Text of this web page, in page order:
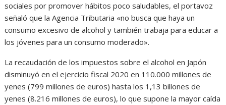
sociales por promover hábitos poco saludables, el portavoz
señaló que la Agencia Tributaria «no busca que haya un
consumo excesivo de alcohol y también trabaja para educar a
los jóvenes para un consumo moderado».
La recaudación de los impuestos sobre el alcohol en Japón
disminuyó en el ejercicio fiscal 2020 en 110.000 millones de
yenes (799 millones de euros) hasta los 1,13 billones de
yenes (8.216 millones de euros), lo que supone la mayor caída